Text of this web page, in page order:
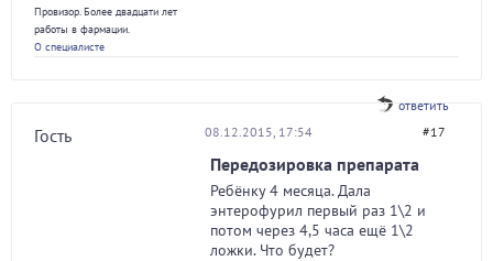
Провизор. Более двадцати лет
работы в фармации.
О специалисте
ответить
Гость 08.12.2015, 17:54 #17
Передозировка препарата
Ребёнку 4 месяца. Дала
энтерофурил первый раз 1\2 и
потом через 4,5 часа ещё 1\2
ложки. Что будет?